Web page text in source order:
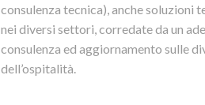
consulenza tecnica), anche soluzioni
nei diversi settori, corredate da un
consulenza ed aggiornamento sulle
dell’ospitalità.